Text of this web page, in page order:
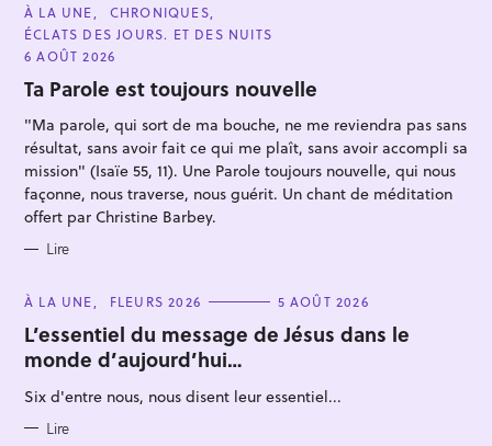
C
A
T
E
O
R
E
À LA UNE
CHRONIQUES
ÉCLATS DES JOURS. ET DES NUITS
6 AOÛT 2026
Ta Parole est toujours nouvelle
"Ma parole, qui sort de ma bouche, ne me reviendra pas sans
résultat, sans avoir fait ce qui me plaît, sans avoir accompli sa
mission" (Isaïe 55, 11). Une Parole toujours nouvelle, qui nous
façonne, nous traverse, nous guérit. Un chant de méditation
offert par Christine Barbey.
Lire
C
T
E
G
O
I
S
À LA UNE FLEURS 2026 5 AOÛT 2026
L’essentiel du message de Jésus dans le
monde d’aujourd’hui…
Six d'entre nous, nous disent leur essentiel...
Lire